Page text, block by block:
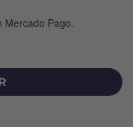
Mercado Pago.